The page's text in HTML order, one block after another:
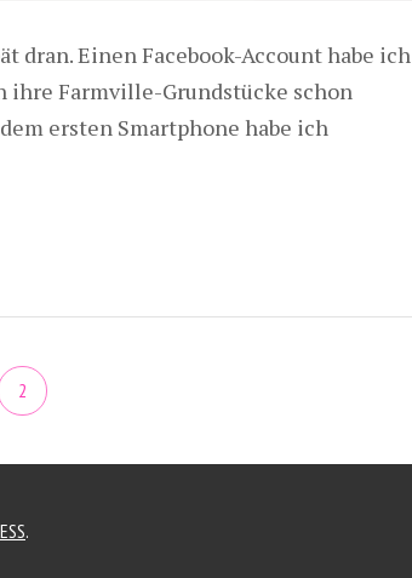
dran. Einen Facebook-Account habe ich
ihre Farmville-Grundstücke schon
ersten Smartphone habe ich
2
.